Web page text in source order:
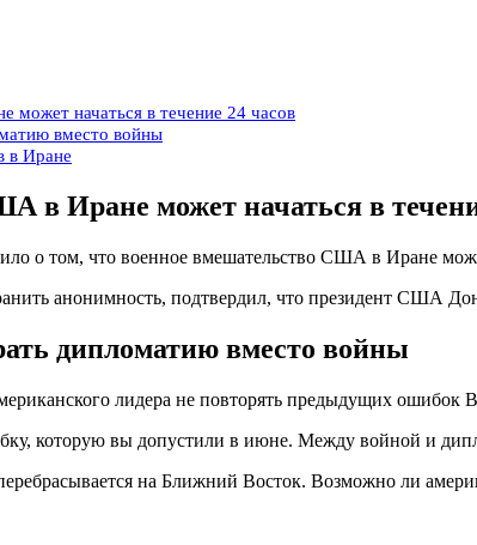
начаться в течение 24 часов
вместо войны
в Иране
в Иране может начаться в
о том, что военное вмешательство США в Иране
анонимность, подтвердил, что президент США
дипломатию вместо войны
лидера не повторять предыдущих
которую вы допустили в июне. Между войной и